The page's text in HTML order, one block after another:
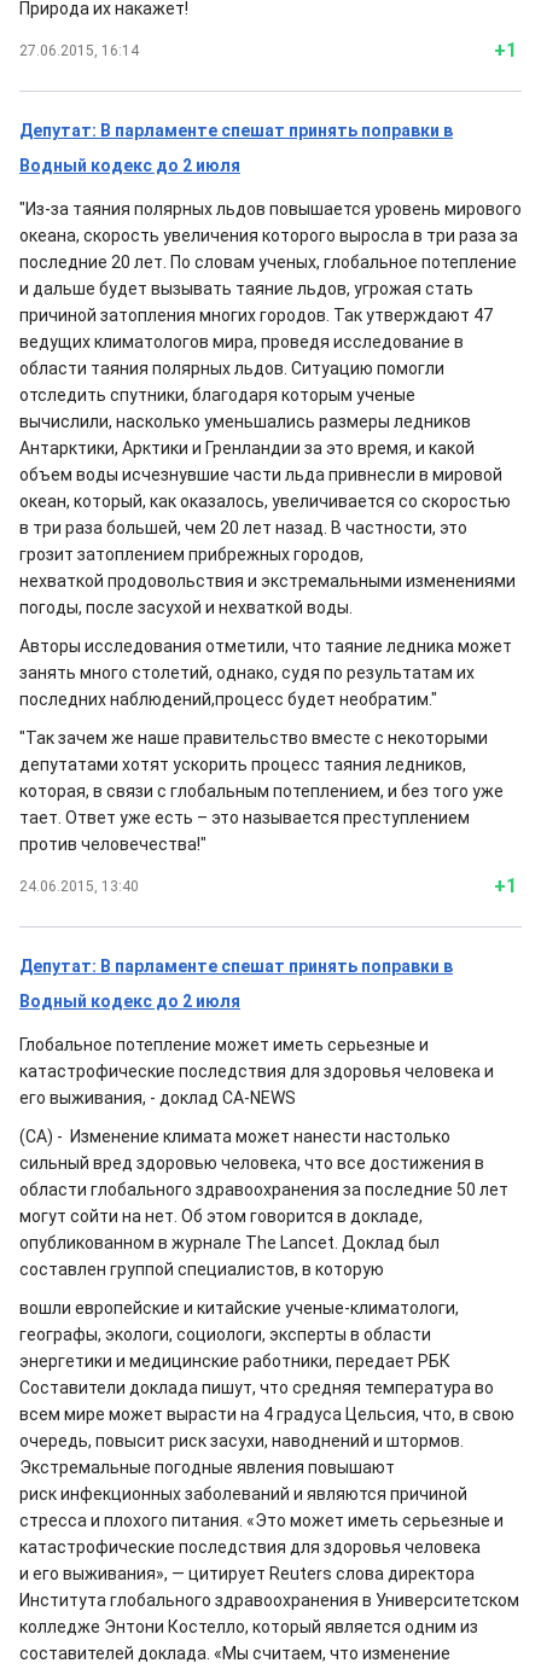
Природа их накажет!
27.06.2015, 16:14 +1
Депутат: В парламенте спешат принять поправки в
Водный кодекс до 2 июля
"Из-за таяния полярных льдов повышается уровень мирового
океана, скорость увеличения которого выросла в три раза за
последние 20 лет. По словам ученых, глобальное потепление
и дальше будет вызывать таяние льдов, угрожая стать
причиной затопления многих городов. Так утверждают 47
ведущих климатологов мира, проведя исследование в
области таяния полярных льдов. Ситуацию помогли
отследить спутники, благодаря которым ученые
вычислили, насколько уменьшались размеры ледников
Антарктики, Арктики и Гренландии за это время, и какой
объем воды исчезнувшие части льда привнесли в мировой
океан, который, как оказалось, увеличивается со скоростью
в три раза большей, чем 20 лет назад. В частности, это
грозит затоплением прибрежных городов,
нехваткой продовольствия и экстремальными изменениями
погоды, после засухой и нехваткой воды.
Авторы исследования отметили, что таяние ледника может
занять много столетий, однако, судя по результатам их
последних наблюдений,процесс будет необратим."
"Так зачем же наше правительство вместе с некоторыми
депутатами хотят ускорить процесс таяния ледников,
которая, в связи с глобальным потеплением, и без того уже
тает. Ответ уже есть – это называется преступлением
против человечества!"
24.06.2015, 13:40 +1
Депутат: В парламенте спешат принять поправки в
Водный кодекс до 2 июля
Глобальное потепление может иметь серьезные и
катастрофические последствия для здоровья человека и
его выживания, - доклад CA-NEWS
(CA) - Изменение климата может нанести настолько
сильный вред здоровью человека, что все достижения в
области глобального здравоохранения за последние 50 лет
могут сойти на нет. Об этом говорится в докладе,
опубликованном в журнале The Lancet. Доклад был
составлен группой специалистов, в которую
вошли европейские и китайские ученые-климатологи,
географы, экологи, социологи, эксперты в области
энергетики и медицинские работники, передает РБК
Составители доклада пишут, что средняя температура во
всем мире может вырасти на 4 градуса Цельсия, что, в свою
очередь, повысит риск засухи, наводнений и штормов.
Экстремальные погодные явления повышают
риск инфекционных заболеваний и являются причиной
стресса и плохого питания. «Это может иметь серьезные и
катастрофические последствия для здоровья человека
и его выживания», — цитирует Reuters слова директора
Института глобального здравоохранения в Университетском
колледже Энтони Костелло, который является одним из
составителей доклада. «Мы считаем, что изменение